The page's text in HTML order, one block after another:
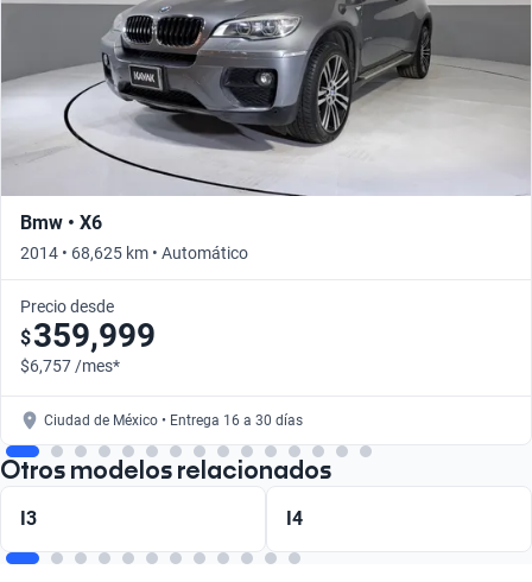
Bmw • X6
2014 • 68,625 km • Automático
Precio desde
$359,999
$6,757 /mes*
Ciudad de México • Entrega 16 a 30 días
Otros modelos relacionados
I3 I4